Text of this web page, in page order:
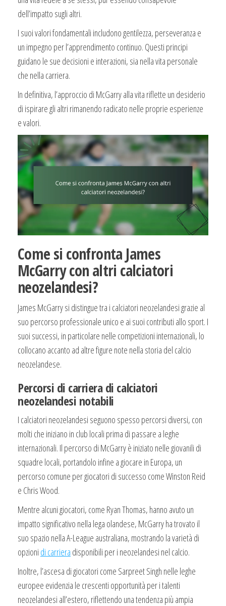
dell’impatto sugli altri.
I suoi valori fondamentali includono gentilezza, perseveranza e
un impegno per l’apprendimento continuo. Questi principi
guidano le sue decisioni e interazioni, sia nella vita personale
che nella carriera.
In definitiva, l’approccio di McGarry alla vita riflette un desiderio
di ispirare gli altri rimanendo radicato nelle proprie esperienze
e valori.
Come si confronta James
McGarry con altri calciatori
neozelandesi?
James McGarry si distingue tra i calciatori neozelandesi grazie al
suo percorso professionale unico e ai suoi contributi allo sport. I
suoi successi, in particolare nelle competizioni internazionali, lo
collocano accanto ad altre figure note nella storia del calcio
neozelandese.
Percorsi di carriera di calciatori
neozelandesi notabili
I calciatori neozelandesi seguono spesso percorsi diversi, con
molti che iniziano in club locali prima di passare a leghe
internazionali. Il percorso di McGarry è iniziato nelle giovanili di
squadre locali, portandolo infine a giocare in Europa, un
percorso comune per giocatori di successo come Winston Reid
e Chris Wood.
Mentre alcuni giocatori, come Ryan Thomas, hanno avuto un
impatto significativo nella lega olandese, McGarry ha trovato il
suo spazio nella A-League australiana, mostrando la varietà di
opzioni di carriera disponibili per i neozelandesi nel calcio.
Inoltre, l’ascesa di giocatori come Sarpreet Singh nelle leghe
europee evidenzia le crescenti opportunità per i talenti
neozelandesi all’estero, riflettendo una tendenza più ampia